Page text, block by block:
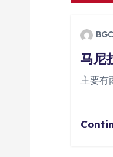
马尼
主要有